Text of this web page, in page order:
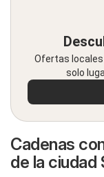
Ofertas locales
solo
Cadenas
de la ciudad